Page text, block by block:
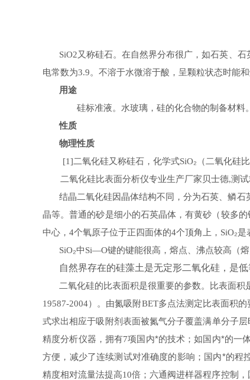
SiO2又称硅石。在自然界分布很广，如石英、
电常数为3.9。不溶于水微溶于酸，呈颗粒状态时能
用途
硅标准液。水玻璃，硅的化合物的制备材料
性质
物理性质
[1]二氧化硅又称硅石，化学式SiO₂ （ 二氧化硅
二氧化硅比表面分析仪专业生产厂家贝士德,测
结晶二氧化硅因晶体结构不同，分为石英、鳞
晶等。普通的砂是细小的石英晶体，有黄砂 （较多的
中心， 4个氧原子位于正四面体的4个顶角上， SiO₂是
SiO₂中Si—O键的键能很高，熔点、沸点较高（
自然界存在的硅藻土是无定形二氧化硅，是
二氧化硅的比表面积是很重要的参数。比表面
19587-2004）。由氮吸附BET多点法测定比表面积的
式求出相应于吸附剂表面被氮气分子覆盖满单分子
精度分析仪器，拥有7项国内*的技术；如国内*的一
方便，减少了连续测试对准确度的影响；国内*的程
精度相对流量法提高10倍；六通阀进样器程序控制